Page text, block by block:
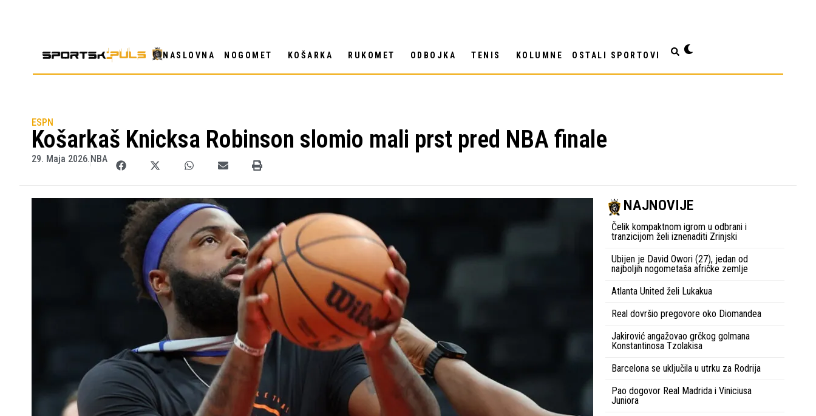
NASLOVNA NOGOMET KOŠARKA RUKOMET ODBOJKA TENIS KOLUMNE OSTALI SPORTOVI
ESPN
Košarkaš Knicksa Robinson slomio mali prst pred NBA finale
29. Maja 2026.NBA
NAJNOVIJE
Čelik kompaktnom igrom u odbrani i
tranzicijom želi iznenaditi Zrinjski
Ubijen je David Owori (27), jedan od
najboljih nogometaša afričke zemlje
Atlanta United želi Lukakua
Real dovršio pregovore oko Diomandea
Jakirović angažovao grčkog golmana
Konstantinosa Tzolakisa
Barcelona se uključila u utrku za Rodrija
Pao dogovor Real Madrida i Viniciusa
Juniora